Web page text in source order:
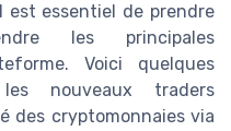
est essentiel de prendre
les principales
Voici quelques
nouveaux traders
des cryptomonnaies via